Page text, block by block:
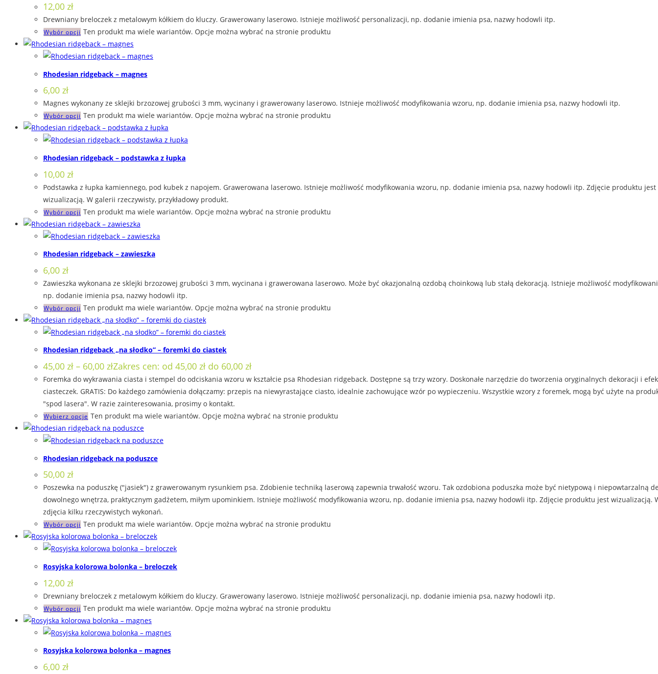
12,00 zł
Drewniany breloczek z metalowym kółkiem do kluczy. Grawerowany laserowo. Istnieje możliwość personalizacji, np. dodanie imienia psa, nazwy hodowli itp.
Wybór opcji Ten produkt ma wiele wariantów. Opcje można wybrać na stronie produktu
Rhodesian ridgeback – magnes
6,00 zł
Magnes wykonany ze sklejki brzozowej grubości 3 mm, wycinany i grawerowany laserowo. Istnieje możliwość modyfikowania wzoru, np. dodanie imienia psa, nazwy hodowli itp.
Wybór opcji Ten produkt ma wiele wariantów. Opcje można wybrać na stronie produktu
Rhodesian ridgeback – podstawka z łupka
10,00 zł
Podstawka z łupka kamiennego, pod kubek z napojem. Grawerowana laserowo. Istnieje możliwość modyfikowania wzoru, np. dodanie imienia psa, nazwy hodowli itp. Zdjęcie produktu jest
wizualizacją. W galerii rzeczywisty, przykładowy produkt.
Wybór opcji Ten produkt ma wiele wariantów. Opcje można wybrać na stronie produktu
Rhodesian ridgeback – zawieszka
6,00 zł
Zawieszka wykonana ze sklejki brzozowej grubości 3 mm, wycinana i grawerowana laserowo. Może być okazjonalną ozdobą choinkową lub stałą dekoracją. Istnieje możliwość
np. dodanie imienia psa, nazwy hodowli itp.
Wybór opcji Ten produkt ma wiele wariantów. Opcje można wybrać na stronie produktu
Rhodesian ridgeback „na słodko” – foremki do ciastek
45,00 zł – 60,00 złZakres cen: od 45,00 zł do 60,00 zł
Foremka do wykrawania ciasta i stempel do odciskania wzoru w kształcie psa Rhodesian ridgeback. Dostępne są trzy wzory. Doskonałe narzędzie do tworzenia oryginalnych dekoracji i
ciasteczek. GRATIS: Do każdego zamówienia dołączamy: przepis na niewyrastające ciasto, idealnie zachowujące wzór po wypieczeniu. Wszystkie wzory z foremek, mogą być użyte na
"spod lasera". W razie zainteresowania, prosimy o kontakt.
Wybierz opcje Ten produkt ma wiele wariantów. Opcje można wybrać na stronie produktu
Rhodesian ridgeback na poduszce
50,00 zł
Poszewka na poduszkę ("jasiek") z grawerowanym rysunkiem psa. Zdobienie techniką laserową zapewnia trwałość wzoru. Tak ozdobiona poduszka może być nietypową i niepowtarzalną
dowolnego wnętrza, praktycznym gadżetem, miłym upominkiem. Istnieje możliwość modyfikowania wzoru, np. dodanie imienia psa, nazwy hodowli itp. Zdjęcie produktu jest wizualizacją.
zdjęcia kilku rzeczywistych wykonań.
Wybór opcji Ten produkt ma wiele wariantów. Opcje można wybrać na stronie produktu
Rosyjska kolorowa bolonka – breloczek
12,00 zł
Drewniany breloczek z metalowym kółkiem do kluczy. Grawerowany laserowo. Istnieje możliwość personalizacji, np. dodanie imienia psa, nazwy hodowli itp.
Wybór opcji Ten produkt ma wiele wariantów. Opcje można wybrać na stronie produktu
Rosyjska kolorowa bolonka – magnes
6,00 zł